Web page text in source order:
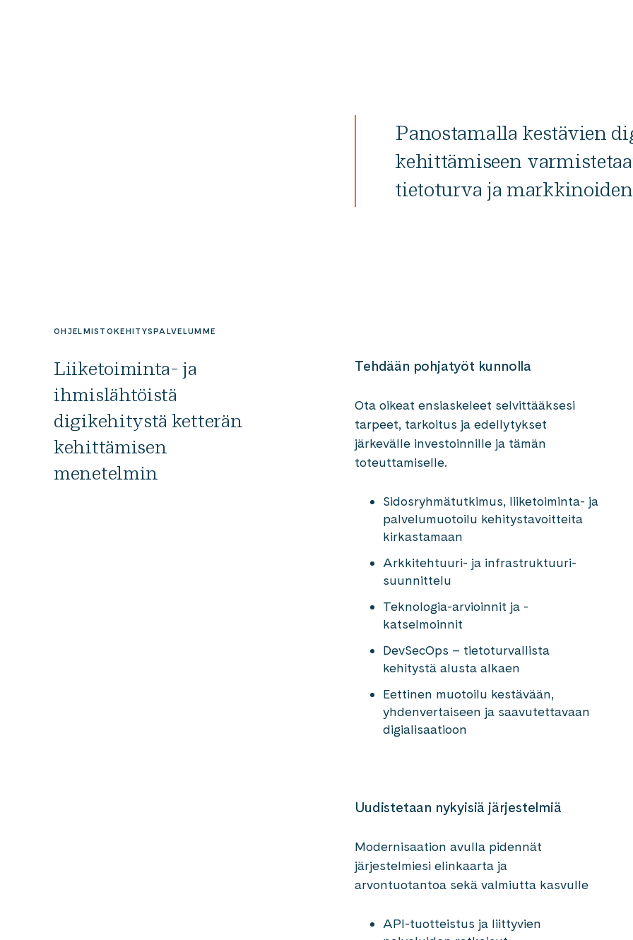
Panostamalla kestävien
kehittämiseen
tietoturva ja
OHJELMISTOKEHITYSPALVELUMME
Liiketoiminta- ja
ihmislähtöistä
digikehitystä ketterän
kehittämisen
menetelmin
Tehdään pohjatyöt kunnolla
Ota oikeat ensiaskeleet selvittääksesi
tarpeet, tarkoitus ja edellytykset
järkevälle investoinnille ja tämän
toteuttamiselle.
Sidosryhmätutkimus, liiketoiminta- ja
palvelu­muotoilu kehitys­tavoitteita
kirkastamaan
Arkkitehtuuri- ja infrastruktuuri­
suunnittelu
Teknologia-arvioinnit ja -
katselmoinnit
DevSecOps – tietoturvallista
kehitystä alusta alkaen
Eettinen muotoilu kestävään,
yhdenvertaiseen ja saavutettavaan
digialisaatioon
Uudistetaan nykyisiä järjestelmiä
Modernisaation avulla pidennät
järjestelmiesi elinkaarta ja
arvontuotantoa sekä valmiutta kasvulle
API-tuotteistus ja liittyvien